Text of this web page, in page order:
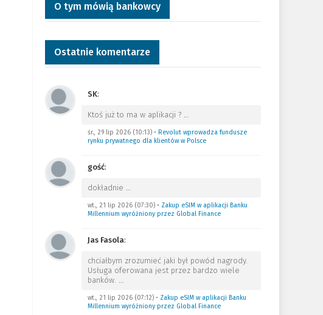
O tym mówią bankowcy
Ostatnie komentarze
SK:
Ktoś już to ma w aplikacji ? …
śr., 29 lip 2026 (10:13)• Revolut wprowadza fundusze
rynku prywatnego dla klientów w Polsce
gość:
dokładnie …
wt., 21 lip 2026 (07:30)• Zakup eSIM w aplikacji Banku
Millennium wyróżniony przez Global Finance
Jas Fasola:
chciałbym zrozumieć jaki był powód nagrody.
Usługa oferowana jest przez bardzo wiele
banków. …
wt., 21 lip 2026 (07:12)• Zakup eSIM w aplikacji Banku
Millennium wyróżniony przez Global Finance